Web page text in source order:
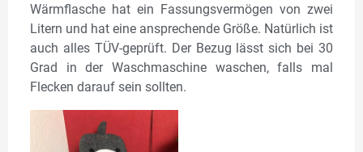
Wärmflasche hat ein Fassungsvermögen von zwei
Litern und hat eine ansprechende Größe. Natürlich ist
auch alles TÜV-geprüft. Der Bezug lässt sich bei 30
Grad in der Waschmaschine waschen, falls mal
Flecken darauf sein sollten.